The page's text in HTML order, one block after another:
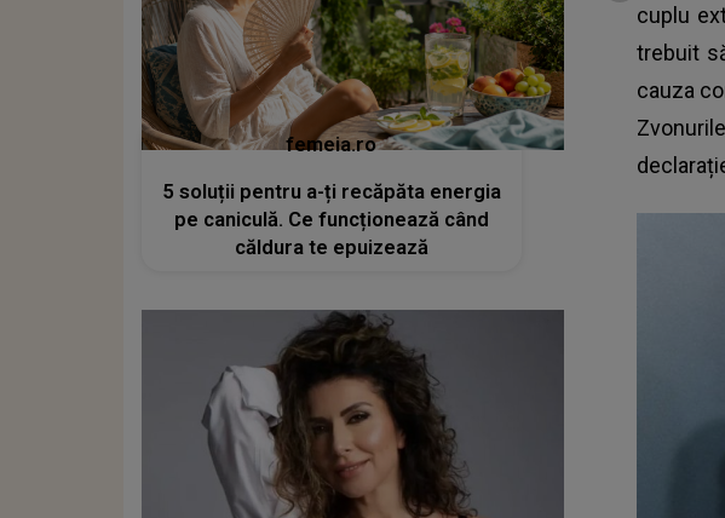
cuplu
trebuit
cauza
femeia.ro
5 soluții pentru a-ți recăpăta energia
pe caniculă. Ce funcționează când
căldura te epuizează